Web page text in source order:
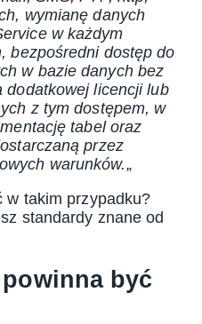
wymianę danych
w każdym
bezpośredni dostęp do
w bazie danych bez
dodatkowej licencji lub
z tym dostępem, w
tabel oraz
przez
warunków.„
w takim przypadku?
standardy znane od
być